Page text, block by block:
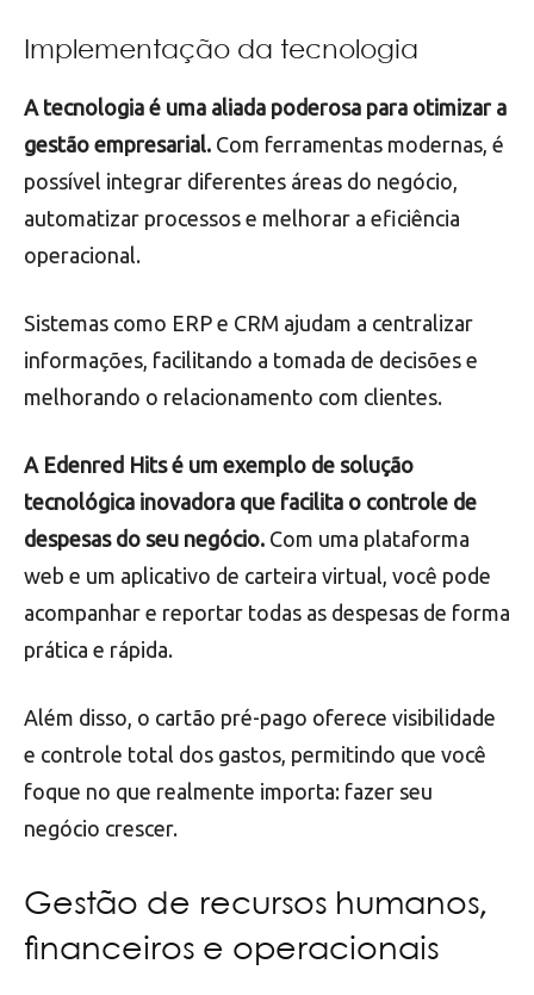
Implementação da tecnologia
A tecnologia é uma aliada poderosa para otimizar a
gestão empresarial. Com ferramentas modernas, é
possível integrar diferentes áreas do negócio,
automatizar processos e melhorar a eficiência
operacional.
Sistemas como ERP e CRM ajudam a centralizar
informações, facilitando a tomada de decisões e
melhorando o relacionamento com clientes.
A Edenred Hits é um exemplo de solução
tecnológica inovadora que facilita o controle de
despesas do seu negócio. Com uma plataforma
web e um aplicativo de carteira virtual, você pode
acompanhar e reportar todas as despesas de forma
prática e rápida.
Além disso, o cartão pré-pago oferece visibilidade
e controle total dos gastos, permitindo que você
foque no que realmente importa: fazer seu
negócio crescer.
Gestão de recursos humanos,
financeiros e operacionais